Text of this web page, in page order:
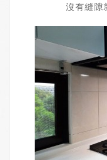
沒有縫隙